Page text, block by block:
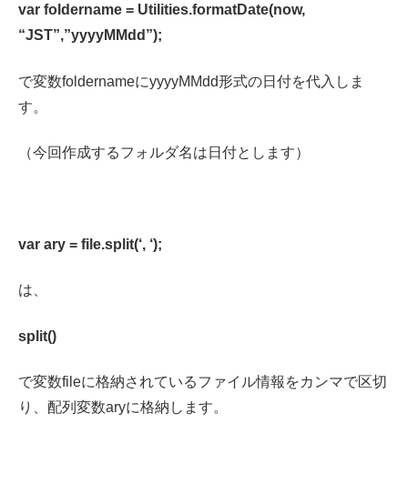
var foldername = Utilities.formatDate(now,
“JST”,”yyyyMMdd”);
で変数foldernameにyyyyMMdd形式の日付を代入しま
す。
（今回作成するフォルダ名は日付とします）
var ary = file.split(‘, ‘);
は、
split()
で変数fileに格納されているファイル情報をカンマで区切
り、配列変数aryに格納します。